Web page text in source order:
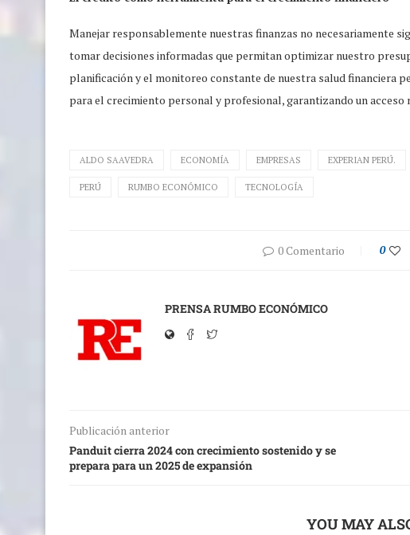
Manejar responsablemente nuestras finanzas no necesariamente
tomar decisiones informadas que permitan optimizar nuestro
planificación y el monitoreo constante de nuestra salud financiera
para el crecimiento personal y profesional, garantizando un
ALDO SAAVEDRA ECONOMÍA EMPRESAS EXPERIAN PERÚ.
PERÚ RUMBO ECONÓMICO TECNOLOGÍA
0 Comentario 0
PRENSA RUMBO ECONÓMICO
Publicación anterior
Panduit cierra 2024 con crecimiento sostenido y se
prepara para un 2025 de expansión
YOU MAY